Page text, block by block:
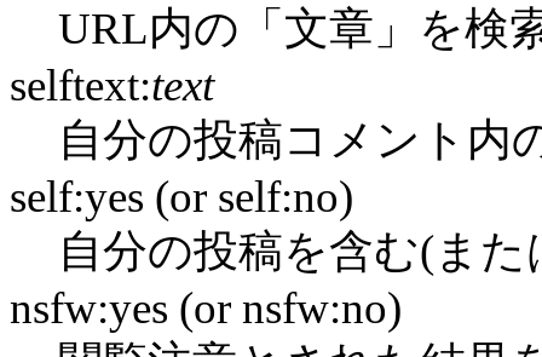
URL内の「文章」を検
selftext:text
自分の投稿コメント内
self:yes (or self:no)
自分の投稿を含む(ま
nsfw:yes (or nsfw:no)